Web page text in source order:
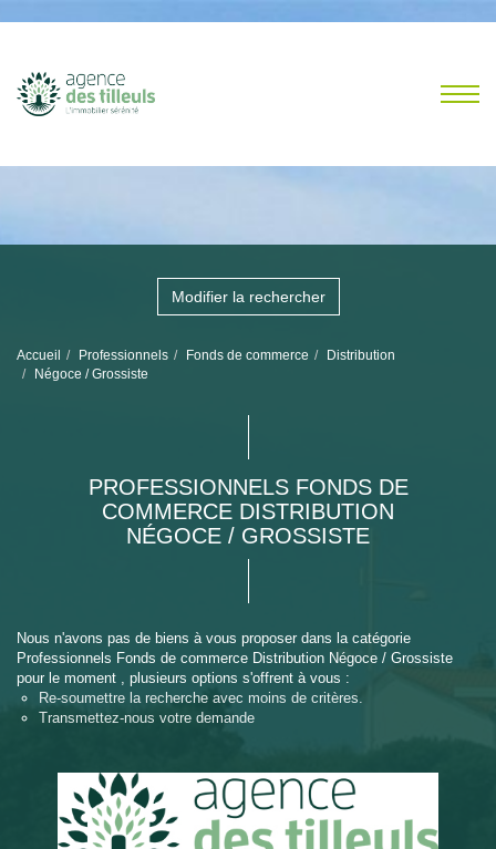
Modifier la rechercher
Accueil Professionnels Fonds de commerce
Distribution
Négoce / Grossiste
PROFESSIONNELS FONDS DE
COMMERCE DISTRIBUTION
NÉGOCE / GROSSISTE
Nous n'avons pas de biens à vous proposer dans la catégorie
Professionnels Fonds de commerce Distribution Négoce / Grossiste
pour le moment , plusieurs options s'offrent à vous :
Re-soumettre la recherche avec moins de critères.
Transmettez-nous votre demande